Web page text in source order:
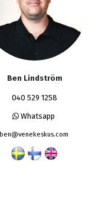
Ben Lindström
040 529 1258
Whatsapp
ben@venekeskus.com